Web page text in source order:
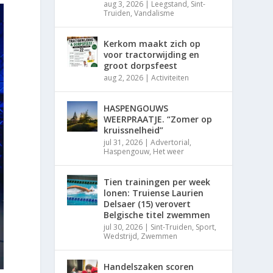
aug 3, 2026 | Leegstand, Sint-
Truiden,Vandalisme
Kerkom maakt zich op
voor tractorwijding en
groot dorpsfeest
aug 2, 2026 |Activiteiten
HASPENGOUWS
WEERPRAATJE. “Zomer op
kruissnelheid”
jul 31, 2026 |Advertorial,
Haspengouw, Het weer
Tien trainingen per week
lonen: Truiense Laurien
Delsaer (15) verovert
Belgische titel zwemmen
jul 30, 2026 | Sint-Truiden, Sport,
Wedstrijd, Zwemmen
Handelszaken scoren